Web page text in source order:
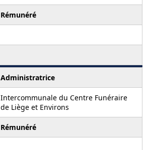
Rémunéré
Administratrice
Intercommunale du Centre Funéraire
de Liège et Environs
Rémunéré